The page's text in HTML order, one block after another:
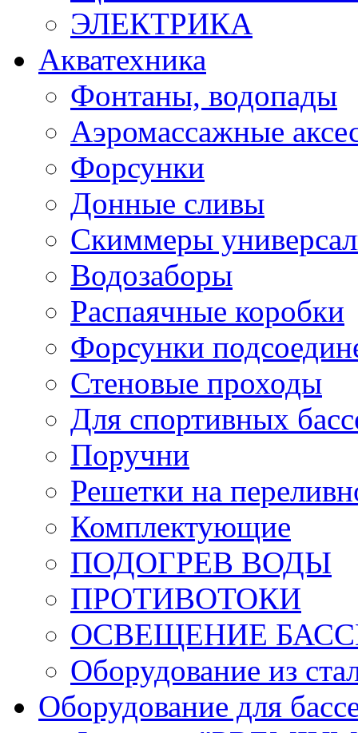
ЭЛЕКТРИКА
Акватехника
Фонтаны, водопады
Аэромассажные
Форсунки
Донные сливы
Скиммеры
Водозаборы
Распаячные коробки
Форсунки
Стеновые проходы
Для спортивных
Поручни
Решетки на
Комплектующие
ПОДОГРЕВ ВОДЫ
ПРОТИВОТОКИ
ОСВЕЩЕНИЕ
Оборудование из
Оборудование для